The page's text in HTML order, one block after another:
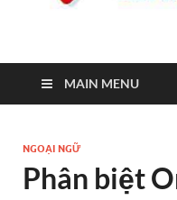
Sự
MAIN MENU
NGOẠI NGỮ
Phân biệt